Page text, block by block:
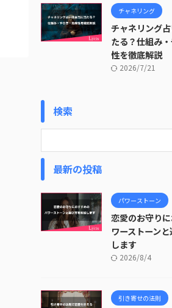
チャネリング
チャネリング
たる？仕組み
性を徹底解説
2026/7/21
検索
最新の投稿
パワーストーン
恋愛のお守り
ワーストーン
します
2026/8/4
引き寄せの法則